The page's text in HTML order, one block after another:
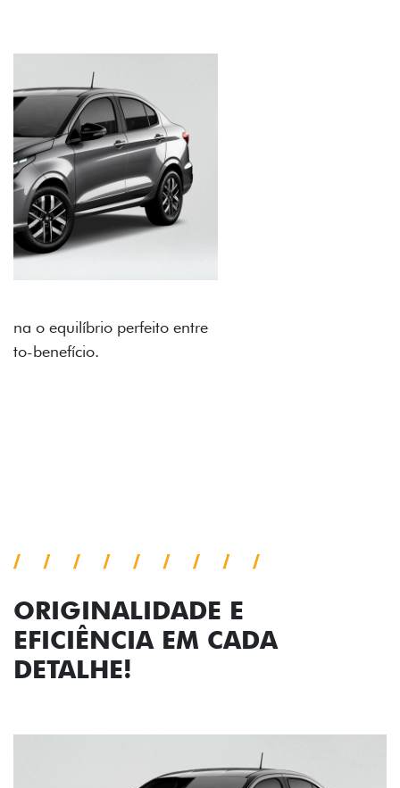
As rodas de liga leve com desenho dinâmico e
acabamento diamantado elevam o estilo do Fiat
ORIGINALIDADE E
EFICIÊNCIA EM CADA
DETALHE!